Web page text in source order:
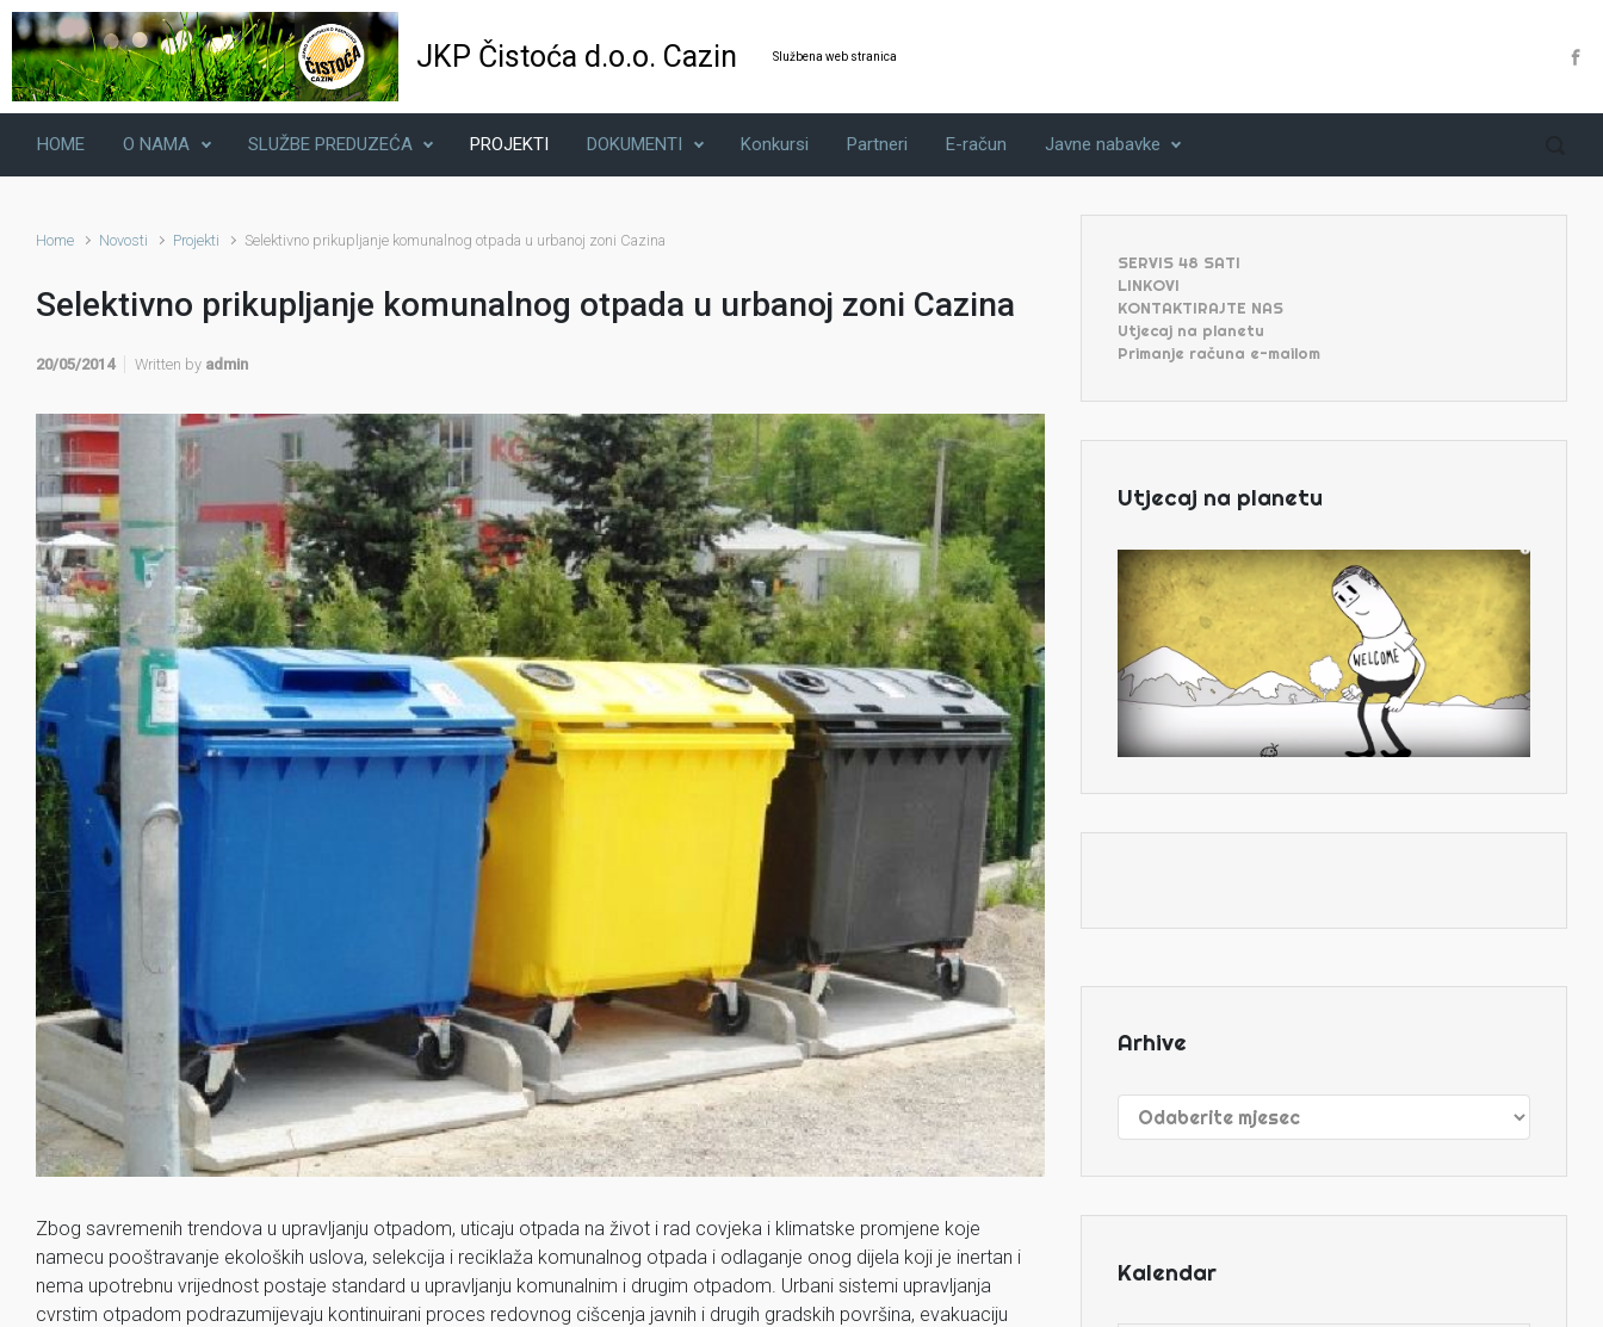
Skip to main content
JKP Čistoća d.o.o. Cazin Službena web stranica
HOME O NAMA SLUŽBE PREDUZEĆA PROJEKTI DOKUMENTI Konkursi Partneri E-račun Javne nabavke
Home Novosti Projekti Selektivno prikupljanje komunalnog otpada u urbanoj zoni Cazina
Selektivno prikupljanje komunalnog otpada u urbanoj zoni Cazina
20/05/2014 Written by admin
Zbog savremenih trendova u upravljanju otpadom, uticaju otpada na život i rad covjeka i klimatske promjene koje
namecu pooštravanje ekoloških uslova, selekcija i reciklaža komunalnog otpada i odlaganje onog dijela koji je inertan i
nema upotrebnu vrijednost postaje standard u upravljanju komunalnim i drugim otpadom. Urbani sistemi upravljanja
cvrstim otpadom podrazumijevaju kontinuirani proces redovnog cišcenja javnih i drugih gradskih površina, evakuaciju
SERVIS 48 SATI
LINKOVI
KONTAKTIRAJTE NAS
Utjecaj na planetu
Primanje računa e-mailom
Utjecaj na planetu
Arhive
Kalendar